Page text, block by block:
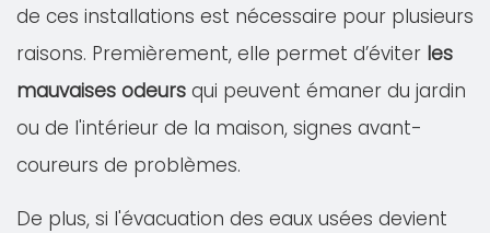
de ces installations est nécessaire pour plusieurs
raisons. Premièrement, elle permet d’éviter les
mauvaises odeurs qui peuvent émaner du jardin
ou de l'intérieur de la maison, signes avant-
coureurs de problèmes.
De plus, si l'évacuation des eaux usées devient